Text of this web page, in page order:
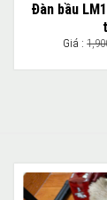
Đàn bầu
Giá :